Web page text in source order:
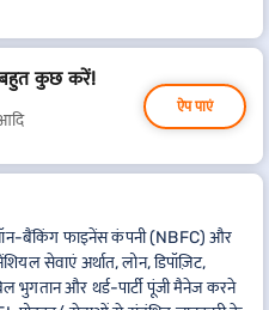
कुछ करें!
ऐप पाएं
बैंकिंग फाइनेंस कंपनी (NBFC) और
सेवाएं अर्थात, लोन, डिपॉज़िट,
और थर्ड-पार्टी पूंजी मैनेज करने